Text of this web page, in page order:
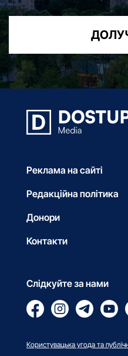
Реклама на сайті
Редакційна політика
Донори
Контакти
Слідкуйте за нами
Користувацька угода та